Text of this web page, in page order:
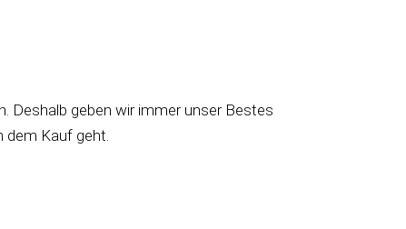
Deshalb geben wir immer unser Bestes
dem Kauf geht.